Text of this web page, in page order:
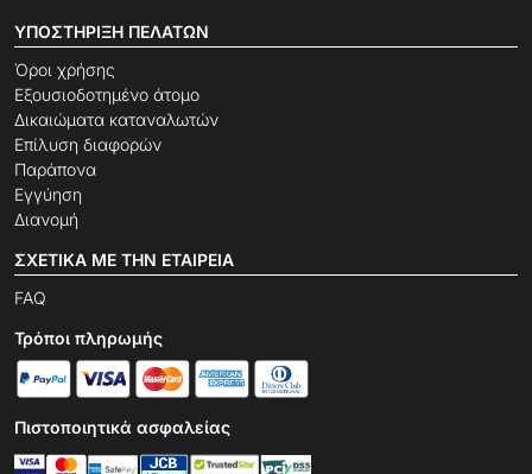
ΥΠΟΣΤΉΡΙΞΗ ΠΕΛΑΤΏΝ
Όροι χρήσης
Εξουσιοδοτημένο άτομο
Δικαιώματα καταναλωτών
Επίλυση διαφορών
Παράπονα
Εγγύηση
Διανομή
ΣΧΕΤΙΚΆ ΜΕ ΤΗΝ ΕΤΑΙΡΕΊΑ
FAQ
Τρόποι πληρωμής
Πιστοποιητικά ασφαλείας